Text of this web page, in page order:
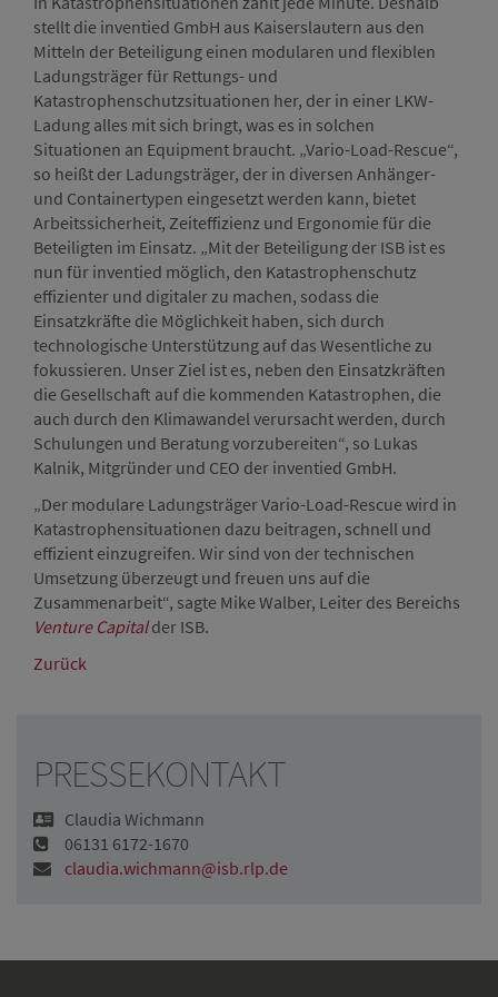
stellt die inventied GmbH aus Kaiserslautern aus den
Mitteln der Beteiligung einen modularen und flexiblen
Ladungsträger für Rettungs- und
Katastrophenschutzsituationen her, der in einer LKW-
Ladung alles mit sich bringt, was es in solchen
Situationen an Equipment braucht. „Vario-Load-Rescue“,
so heißt der Ladungsträger, der in diversen Anhänger-
und Containertypen eingesetzt werden kann, bietet
Arbeitssicherheit, Zeiteffizienz und Ergonomie für die
Beteiligten im Einsatz. „Mit der Beteiligung der ISB ist es
nun für inventied möglich, den Katastrophenschutz
effizienter und digitaler zu machen, sodass die
Einsatzkräfte die Möglichkeit haben, sich durch
technologische Unterstützung auf das Wesentliche zu
fokussieren. Unser Ziel ist es, neben den Einsatzkräften
die Gesellschaft auf die kommenden Katastrophen, die
auch durch den Klimawandel verursacht werden, durch
Schulungen und Beratung vorzubereiten“, so Lukas
Kalnik, Mitgründer und CEO der inventied GmbH.
„Der modulare Ladungsträger Vario-Load-Rescue wird in
Katastrophensituationen dazu beitragen, schnell und
effizient einzugreifen. Wir sind von der technischen
Umsetzung überzeugt und freuen uns auf die
Zusammenarbeit“, sagte Mike Walber, Leiter des Bereichs
Venture Capitalder ISB.
Zurück
PRESSEKONTAKT
Claudia Wichmann
06131 6172-1670
claudia.wichmann@isb.rlp.de